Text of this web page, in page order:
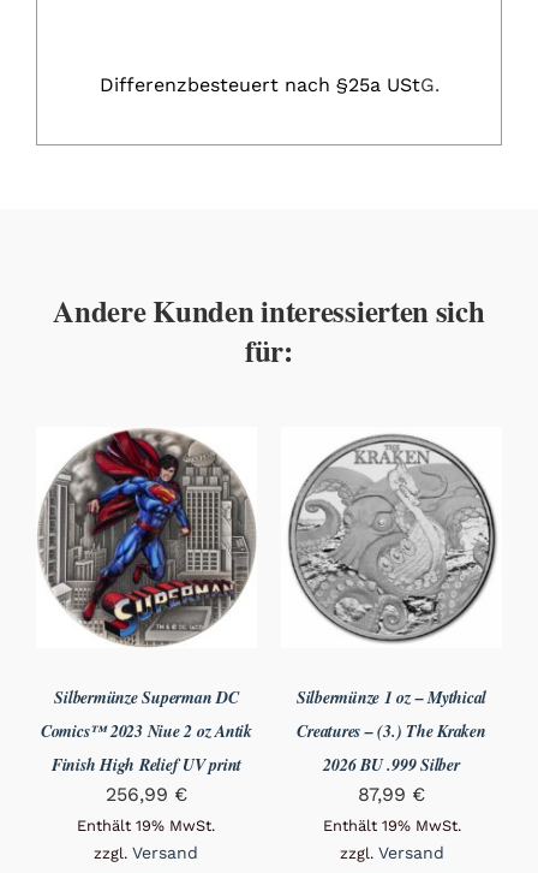
Differenzbesteuert nach §25a UStG.
Andere Kunden interessierten sich
für:
Silbermünze Superman DC
Comics™ 2023 Niue 2 oz Antik
Finish High Relief UV print
256,99 €
Enthält 19% MwSt.
zzgl.Versand
Silbermünze 1 oz – Mythical
Creatures – (3.) The Kraken
2026 BU .999 Silber
87,99 €
Enthält 19% MwSt.
zzgl. Versand